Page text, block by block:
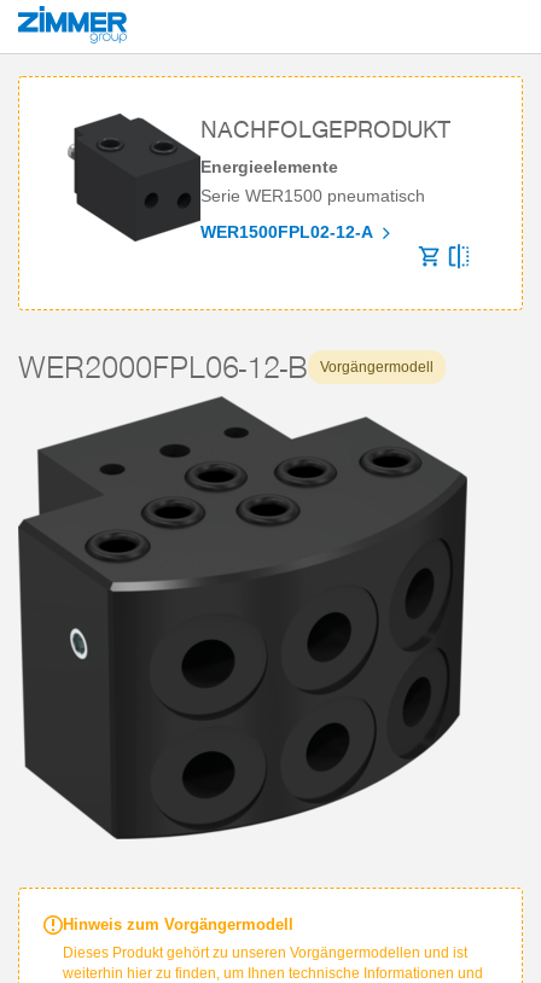
Start Produkte
NACHFOLGEPRODUKT
Energieelemente
Serie WER1500 pneumatisch
WER1500FPL02-12-A
WER2000FPL06-12-B Vorgängermodell
Hinweis zum Vorgängermodell
Dieses Produkt gehört zu unseren Vorgängermodellen und ist
weiterhin hier zu finden, um Ihnen technische Informationen und